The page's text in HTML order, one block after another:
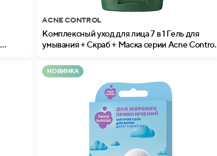
ACNE CONTROL
Комплексный уход для лица 7 в 1 Гель для
умывания + Скраб + Маска серии Acne Control
НОВИНКА